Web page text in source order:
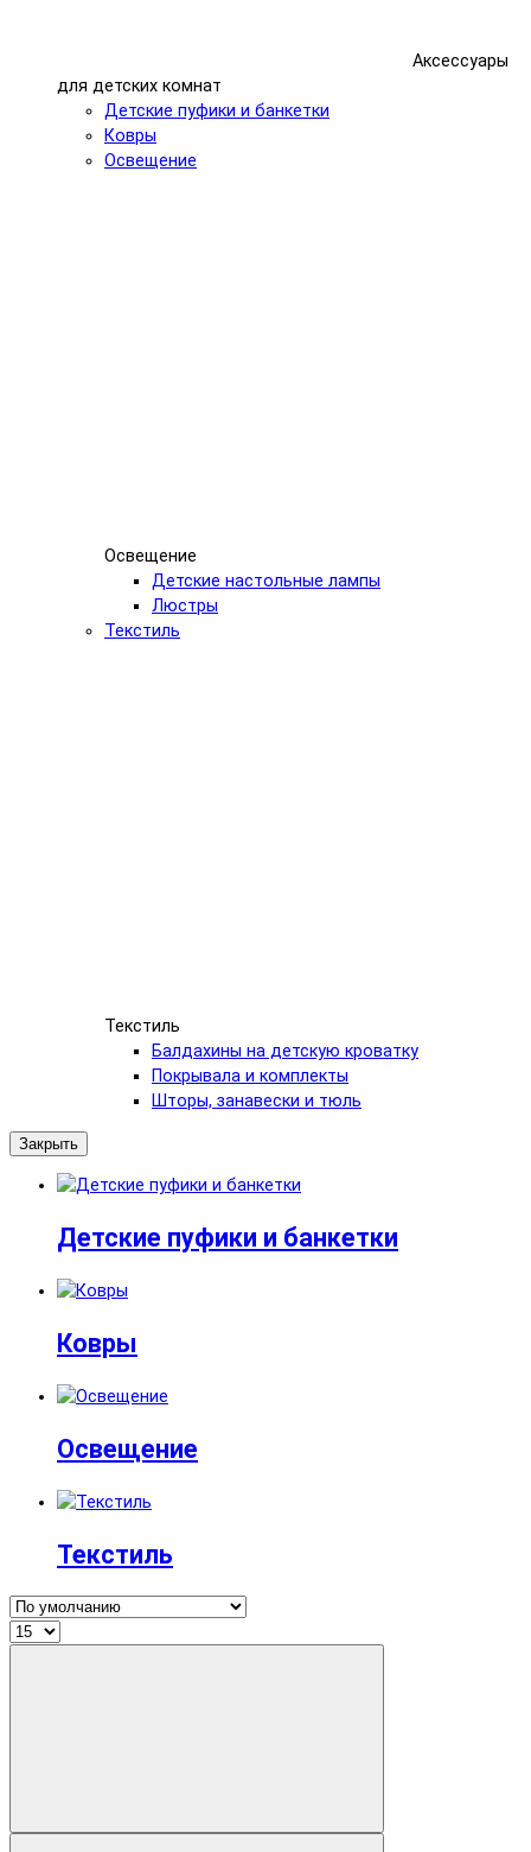
Аксессуары
для детских комнат
Детские пуфики и банкетки
Ковры
Освещение
Освещение
Детские настольные лампы
Люстры
Текстиль
Текстиль
Балдахины на детскую кроватку
Покрывала и комплекты
Шторы, занавески и тюль
Закрыть
Детские пуфики и банкетки
Ковры
Освещение
Текстиль